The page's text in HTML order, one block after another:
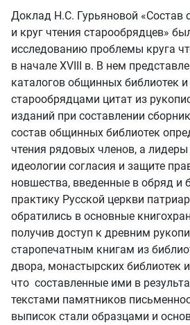
Доклад Н.С. Гурьяновой «Состав
и круг чтения старообрядцев»
исследованию проблемы круга
в начале XVIII в. В нем
каталогов общинных библиотек
старообрядцами цитат из
изданий при составлении
состав общинных библиотек
чтения рядовых членов, а
идеологии согласия и защите
новшества, введенные в обряд и
практику Русской церкви
обратились в основные
получив доступ к древним
старопечатным книгам из
двора, монастырских библиотек
что составленные ими в
текстами памятников
выписок стали образцами и